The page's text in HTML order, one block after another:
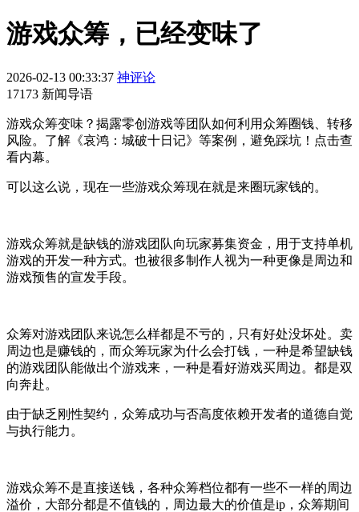
游戏众筹，已经变味了
2026-02-13 00:33:37 神评论
17173 新闻导语
游戏众筹变味？揭露零创游戏等团队如何利用众筹圈钱、转移
风险。了解《哀鸿：城破十日记》等案例，避免踩坑！点击查
看内幕。
可以这么说，现在一些游戏众筹现在就是来圈玩家钱的。
游戏众筹就是缺钱的游戏团队向玩家募集资金，用于支持单机
游戏的开发一种方式。也被很多制作人视为一种更像是周边和
游戏预售的宣发手段。
众筹对游戏团队来说怎么样都是不亏的，只有好处没坏处。卖
周边也是赚钱的，而众筹玩家为什么会打钱，一种是希望缺钱
的游戏团队能做出个游戏来，一种是看好游戏买周边。都是双
向奔赴。
由于缺乏刚性契约，众筹成功与否高度依赖开发者的道德自觉
与执行能力。
游戏众筹不是直接送钱，各种众筹档位都有一些不一样的周边
溢价，大部分都是不值钱的，周边最大的价值是ip，众筹期间